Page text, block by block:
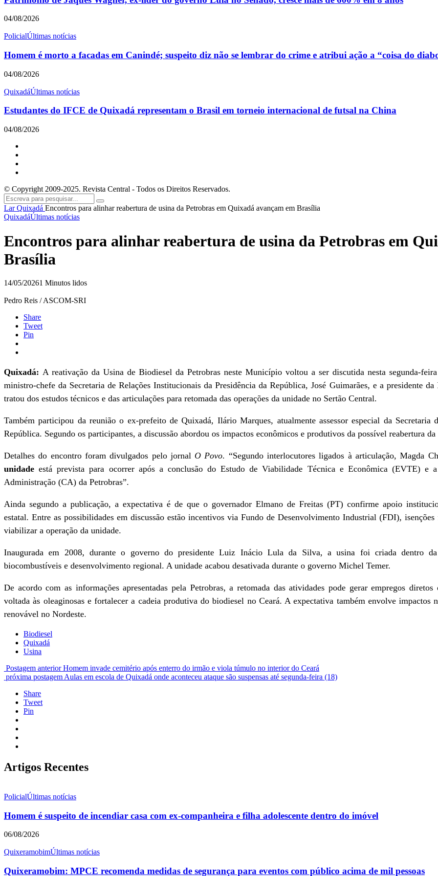
04/08/2026
PolicialÚltimas notícias
Homem é morto a facadas em Canindé; suspeito diz não se lembrar do crime e atribui ação a “coisa do
04/08/2026
QuixadáÚltimas notícias
Estudantes do IFCE de Quixadá representam o Brasil em torneio internacional de futsal na China
04/08/2026
© Copyright 2009-2025. Revista Central - Todos os Direitos Reservados.
LarQuixadá Encontros para alinhar reabertura de usina da Petrobras em Quixadá avançam em Brasília
QuixadáÚltimas notícias
Encontros para alinhar reabertura de usina da Petrobras em
Brasília
14/05/20261 Minutos lidos
Pedro Reis / ASCOM-SRI
Share
Tweet
Pin
Quixadá: A reativação da Usina de Biodiesel da Petrobras neste Município voltou a ser discutida nesta segunda-
ministro-chefe da Secretaria de Relações Institucionais da Presidência da República, José Guimarães, e a presidente
tratou dos estudos técnicos e das articulações para retomada das operações da unidade no Sertão Central.
Também participou da reunião o ex-prefeito de Quixadá, Ilário Marques, atualmente assessor especial da Secretaria
República. Segundo os participantes, a discussão abordou os impactos econômicos e produtivos da possível reabertura
Detalhes do encontro foram divulgados pelo jornal O Povo. “Segundo interlocutores ligados à articulação, Magda
unidade está prevista para ocorrer após a conclusão do Estudo de Viabilidade Técnica e Econômica (EVTE) e
Administração (CA) da Petrobras”.
Ainda segundo a publicação, a expectativa é de que o governador Elmano de Freitas (PT) confirme apoio
estatal. Entre as possibilidades em discussão estão incentivos via Fundo de Desenvolvimento Industrial (FDI),
viabilizar a operação da unidade.
Inaugurada em 2008, durante o governo do presidente Luiz Inácio Lula da Silva, a usina foi criada dentro
biocombustíveis e desenvolvimento regional. A unidade acabou desativada durante o governo Michel Temer.
De acordo com as informações apresentadas pela Petrobras, a retomada das atividades pode gerar empregos
voltada às oleaginosas e fortalecer a cadeia produtiva do biodiesel no Ceará. A expectativa também envolve impactos
renovável no Nordeste.
Biodiesel
Quixadá
Usina
Postagem anterior Homem invade cemitério após enterro do irmão e viola túmulo no interior do Ceará
próxima postagem Aulas em escola de Quixadá onde aconteceu ataque são suspensas até segunda-feira (18)
Share
Tweet
Pin
Artigos Recentes
PolicialÚltimas notícias
Homem é suspeito de incendiar casa com ex-companheira e filha adolescente dentro do imóvel
06/08/2026
QuixeramobimÚltimas notícias
Quixeramobim: MPCE recomenda medidas de segurança para eventos com público acima de mil pessoas